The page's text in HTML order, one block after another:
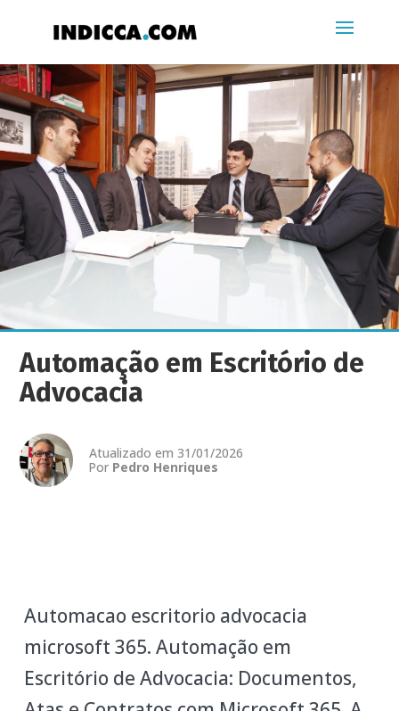
Automação em Escritório de
Advocacia
Atualizado em 31/01/2026
Por Pedro Henriques
Automacao escritorio advocacia
microsoft 365. Automação em
Escritório de Advocacia: Documentos,